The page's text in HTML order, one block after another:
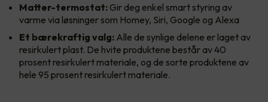
Matter-termostat: Gir deg enkel smart styring av
varme via løsninger som Homey, Siri, Google og Alexa
Et bærekraftig valg: Alle de synlige delene er laget av
resirkulert plast. De hvite produktene består av 40
prosent resirkulert materiale, og de sorte produktene av
hele 95 prosent resirkulert materiale.